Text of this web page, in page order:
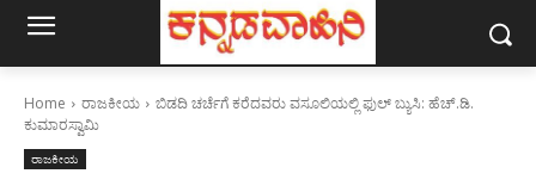
Home ರಾಜಕೀಯ
ಬಿಡದಿ ಚರ್ಚೆಗೆ ಕರೆದವರು ವಸೂಲಿಯಲ್ಲಿ ಫುಲ್ ಬ್ಯುಸಿ: ಹೆಚ್.ಡಿ.
ಕುಮಾರಸ್ವಾಮಿ
ರಾಜಕೀಯ